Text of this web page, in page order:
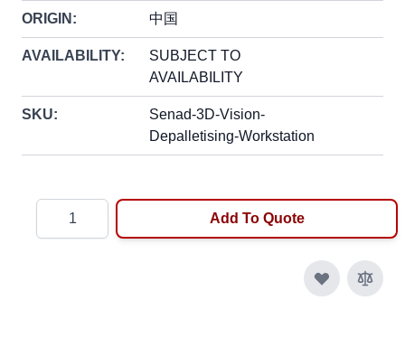
ORIGIN: 中国
AVAILABILITY:
SUBJECT TO
AVAILABILITY
SKU:
Senad-3D-Vision-
Depalletising-Workstation
Add To Quote